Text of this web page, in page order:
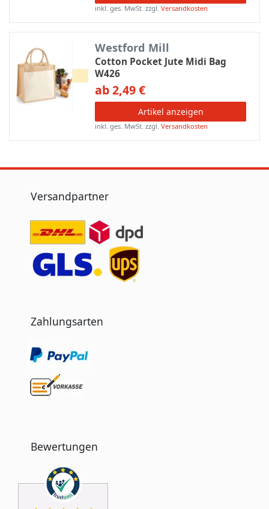
inkl. ges. MwSt. zzgl.Versandkosten
Westford Mill
Cotton Pocket Jute Midi Bag
W426
ab 2,49 €
Artikel anzeigen
inkl. ges. MwSt. zzgl.Versandkosten
Versandpartner
Zahlungsarten
Bewertungen